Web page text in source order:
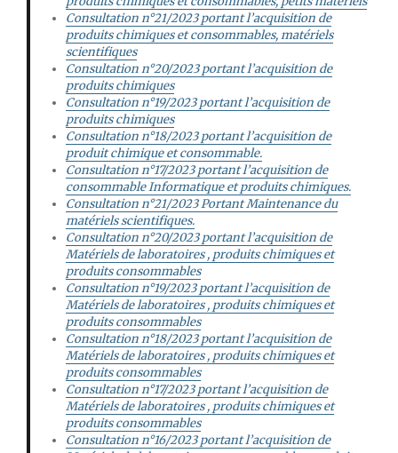
Consultation n°21/2023 portant l’acquisition de
produits chimiques et consommables, matériels
scientifiques
Consultation n°20/2023 portant l’acquisition de
produits chimiques
Consultation n°19/2023 portant l’acquisition de
produits chimiques
Consultation n°18/2023 portant l’acquisition de
produit chimique et consommable.
Consultation n°17/2023 portant l’acquisition de
consommable Informatique et produits chimiques.
Consultation n°21/2023 Portant Maintenance du
matériels scientifiques.
Consultation n°20/2023 portant l’acquisition de
Matériels de laboratoires , produits chimiques et
produits consommables
Consultation n°19/2023 portant l’acquisition de
Matériels de laboratoires , produits chimiques et
produits consommables
Consultation n°18/2023 portant l’acquisition de
Matériels de laboratoires , produits chimiques et
produits consommables
Consultation n°17/2023 portant l’acquisition de
Matériels de laboratoires , produits chimiques et
produits consommables
Consultation n°16/2023 portant l’acquisition de